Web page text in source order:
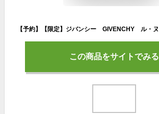
この商品をサイトでみる